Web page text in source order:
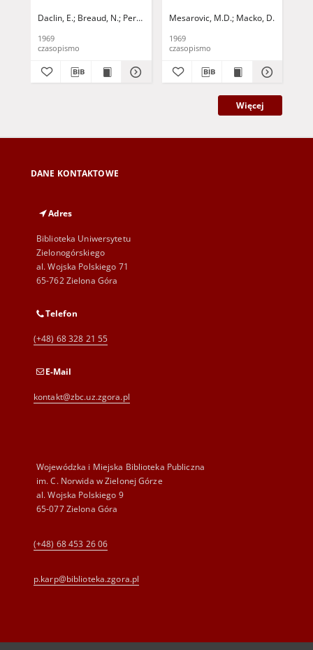
Daclin, E. Breaud, N. Perrin, J.P. Denouette, M. Zander, H.J.
1969
czasopismo
Mesarovic, M.D. Macko, D.
1969
czasopismo
Więcej
DANE KONTAKTOWE
Adres
Biblioteka Uniwersytetu
Zielonogórskiego
al. Wojska Polskiego 71
65-762 Zielona Góra
Telefon
(+48) 68 328 21 55
E-Mail
kontakt@zbc.uz.zgora.pl
Wojewódzka i Miejska Biblioteka Publiczna
im. C. Norwida w Zielonej Górze
al. Wojska Polskiego 9
65-077 Zielona Góra
(+48) 68 453 26 06
p.karp@biblioteka.zgora.pl